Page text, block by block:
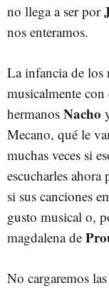
no llega a ser por
nos enteramos.
La infancia de los
musicalmente
hermanos Nacho
Mecano, qué le
muchas veces si
escucharles
si sus canciones
gusto musical o,
magdalena de
No cargaremos